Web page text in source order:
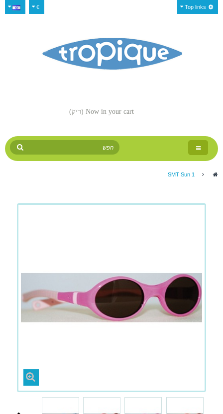
€ Top links
Now in your cart (ריק)
Toggle
navigation
>